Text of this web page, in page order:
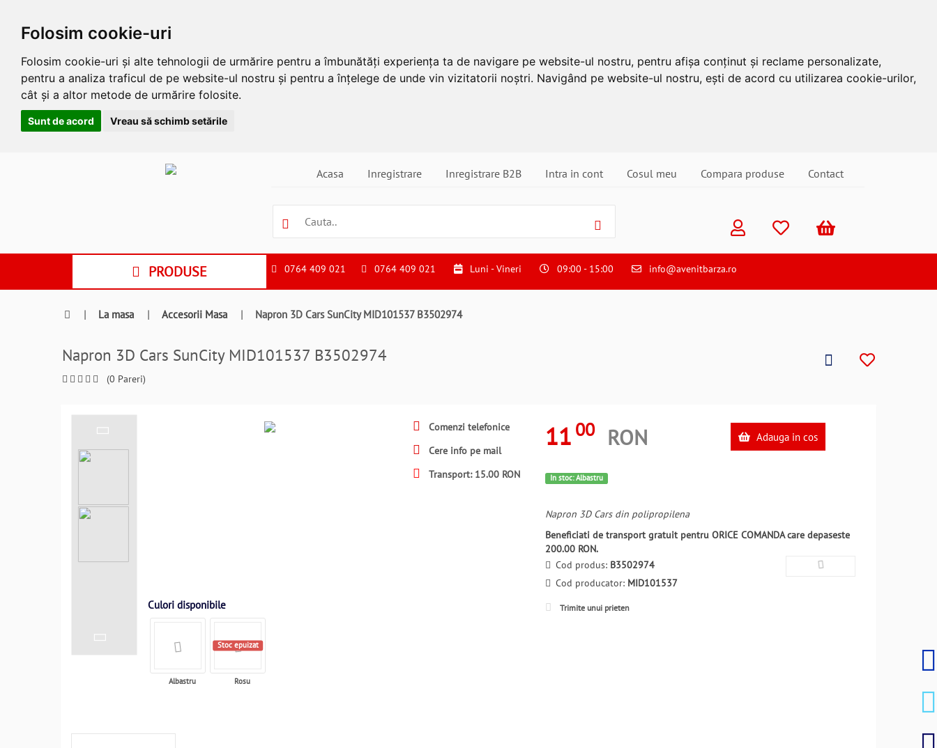
Folosim cookie-uri
Folosim cookie-uri și alte tehnologii de urmărire pentru a îmbunătăți experiența ta de navigare pe website-ul nostru, pentru afișa conținut și reclame personalizate,
pentru a analiza traficul de pe website-ul nostru și pentru a înțelege de unde vin vizitatorii noștri. Navigând pe website-ul nostru, ești de acord cu utilizarea cookie-urilor,
cât și a altor metode de urmărire folosite.
Sunt de acord Vreau să schimb setările
a
Acasa Inregistrare Inregistrare B2B Intra in cont Cosul meu Compara produse Contact
PRODUSE 0764 409 021 0764 409 021 Luni - Vineri 09:00 - 15:00 info@avenitbarza.ro
| La masa | Accesorii Masa | Napron 3D Cars SunCity MID101537 B3502974
Napron 3D Cars SunCity MID101537 B3502974
(0 Pareri)
Culori disponibile
Albastru
Stoc epuizat
Rosu
Comenzi telefonice
Cere info pe mail
Transport: 15.00 RON
11 00 RON Adauga in cos
In stoc: Albastru
Napron 3D Cars din polipropilena
Beneficiati de transport gratuit pentru ORICE COMANDA care depaseste
200.00 RON.
Cod produs: B3502974
Cod producator: MID101537
Trimite unui prieten